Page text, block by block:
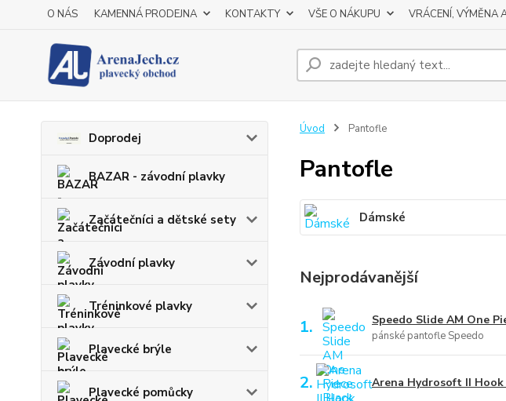
O NÁS KAMENNÁ PRODEJNA KONTAKTY VŠE O NÁKUPU VRÁCENÍ, VÝMĚNA
Doprodej
BAZAR - závodní plavky
Začátečníci a dětské sety
Závodní plavky
Tréninkové plavky
Plavecké brýle
Plavecké pomůcky
Úvod Pantofle
Pantofle
Dámské
Nejprodávanější
1. Speedo Slide AM One
pánské pantofle Speedo
2. Arena Hydrosoft II Hook